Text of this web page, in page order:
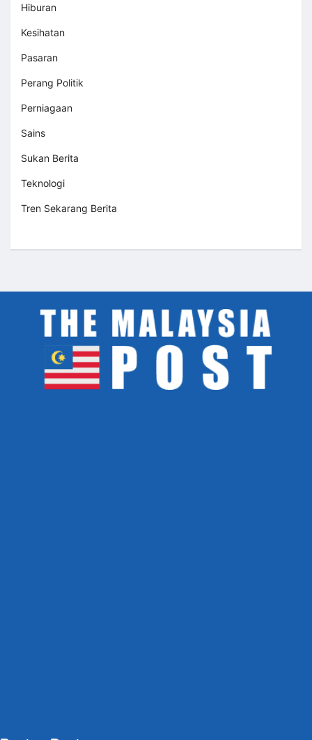
Hiburan
Kesihatan
Pasaran
Perang Politik
Perniagaan
Sains
Sukan Berita
Teknologi
Tren Sekarang Berita